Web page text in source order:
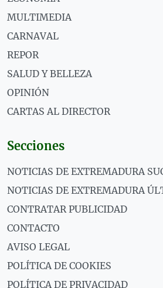
MULTIMEDIA
CARNAVAL
REPOR
SALUD Y BELLEZA
OPINIÓN
CARTAS AL DIRECTOR
Secciones
NOTICIAS DE EXTREMADURA
NOTICIAS DE EXTREMADURA
CONTRATAR PUBLICIDAD
CONTACTO
AVISO LEGAL
POLÍTICA DE COOKIES
POLÍTICA DE PRIVACIDAD